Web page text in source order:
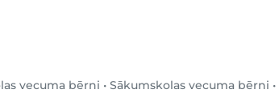
vecuma bērni • Sākumskolas vecuma bērni •